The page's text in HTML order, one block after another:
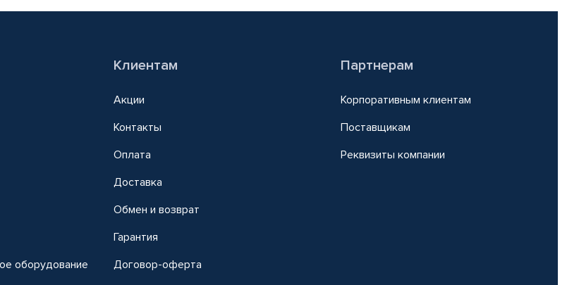
оборудование
Клиентам
Акции
Контакты
Оплата
Доставка
Обмен и возврат
Гарантия
Договор-оферта
Партнерам
Корпоративным клиентам
Поставщикам
Реквизиты компании